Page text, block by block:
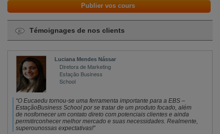
Publier vos cours
Témoignages de nos clients
Luciana Mendes Nássar
Diretora de Marketing
Estação Business
School
“O Eucaedu tornou-se uma ferramenta importante para a EBS –
EstaçãoBusiness School por se tratar de um produto focado, além
de nosfornecer um contato direto com potenciais clientes e ainda
permitirconhecer melhor mercado e suas necessidades. Realmente,
superounossas expectativas!”